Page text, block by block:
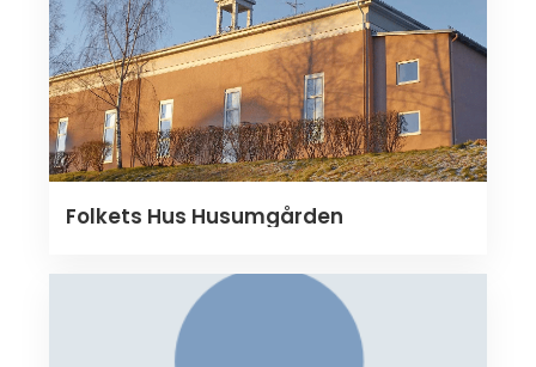
Folkets Hus Husumgården